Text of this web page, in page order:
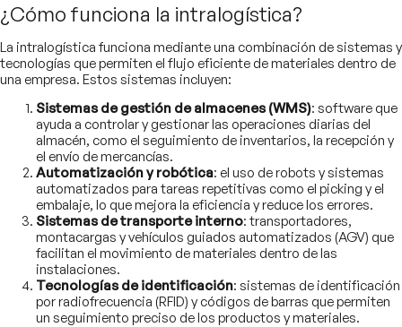
¿Cómo funciona la intralogística?
La intralogística funciona mediante una combinación de sistemas y
tecnologías que permiten el flujo eficiente de materiales dentro de
una empresa. Estos sistemas incluyen:
Sistemas de gestión de almacenes (WMS): software que
ayuda a controlar y gestionar las operaciones diarias del
almacén, como el seguimiento de inventarios, la recepción y
el envío de mercancías.
Automatización y robótica: el uso de robots y sistemas
automatizados para tareas repetitivas como el picking y el
embalaje, lo que mejora la eficiencia y reduce los errores.
Sistemas de transporte interno: transportadores,
montacargas y vehículos guiados automatizados (AGV) que
facilitan el movimiento de materiales dentro de las
instalaciones.
Tecnologías de identificación: sistemas de identificación
por radiofrecuencia (RFID) y códigos de barras que permiten
un seguimiento preciso de los productos y materiales.